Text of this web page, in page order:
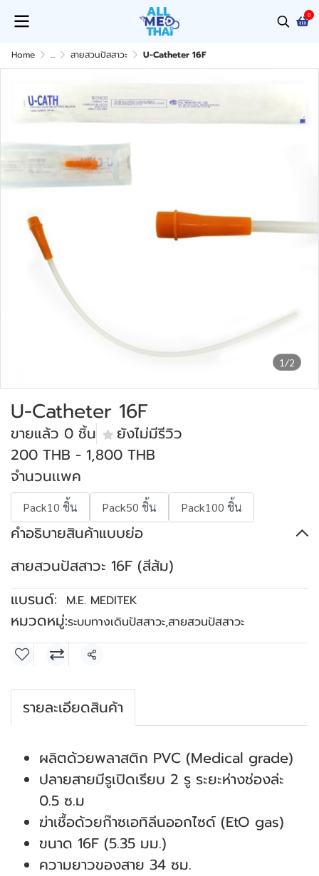
0
Home ... สายสวนปัสสาวะ U-Catheter 16F
1/2
U-Catheter 16F
ขายแล้ว 0 ชิ้น
ยังไม่มีรีวิว
200 THB - 1,800 THB
จำนวนเเพค
Pack10 ชิ้น Pack50 ชิ้น Pack100 ชิ้น
คำอธิบายสินค้าแบบย่อ
สายสวนปัสสาวะ 16F (สีส้ม)
แบรนด์:
M.E. MEDITEK
หมวดหมู่:ระบบทางเดินปัสสาวะ,สายสวนปัสสาวะ
แชร์
รายละเอียดสินค้า
ผลิตด้วยพลาสติก PVC (Medical grade)
ปลายสายมีรูเปิดเรียบ 2 รู ระยะห่างช่องล่ะ
0.5 ซ.ม
ฆ่าเชื้อด้วยก๊าซเอทิลีนออกไซด์ (EtO gas)
ขนาด 16F (5.35 มม.)
ความยาวของสาย 34 ซม.